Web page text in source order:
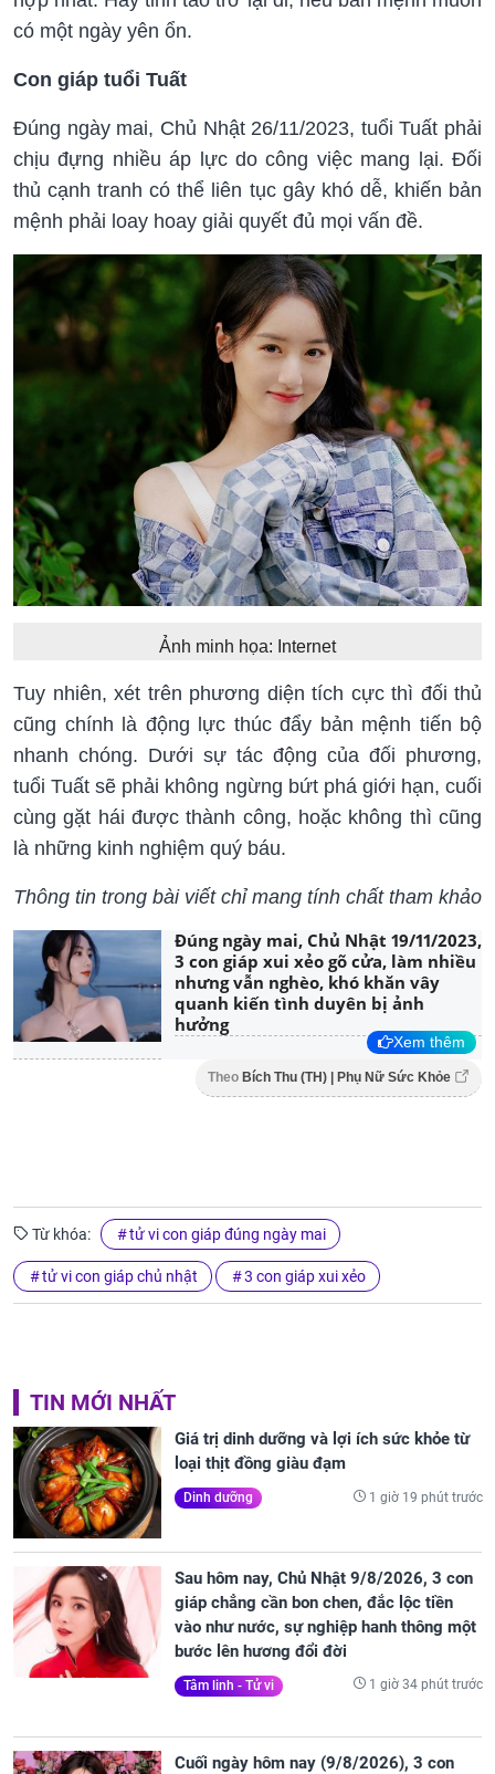
có một ngày yên ổn.
Con giáp tuổi Tuất
Đúng ngày mai, Chủ Nhật 26/11/2023, tuổi Tuất phải
chịu đựng nhiều áp lực do công việc mang lại. Đối
thủ cạnh tranh có thể liên tục gây khó dễ, khiến bản
mệnh phải loay hoay giải quyết đủ mọi vấn đề.
Ảnh minh họa: Internet
Tuy nhiên, xét trên phương diện tích cực thì đối thủ
cũng chính là động lực thúc đẩy bản mệnh tiến bộ
nhanh chóng. Dưới sự tác động của đối phương,
tuổi Tuất sẽ phải không ngừng bứt phá giới hạn, cuối
cùng gặt hái được thành công, hoặc không thì cũng
là những kinh nghiệm quý báu.
Thông tin trong bài viết chỉ mang tính chất tham khảo
Đúng ngày mai, Chủ Nhật 19/11/2023,
3 con giáp xui xẻo gõ cửa, làm nhiều
nhưng vẫn nghèo, khó khăn vây
quanh kiến tình duyên bị ảnh
hưởng
Xem thêm
Theo Bích Thu (TH) | Phụ Nữ Sức Khỏe
Từ khóa: tử vi con giáp đúng ngày mai
tử vi con giáp chủ nhật 3 con giáp xui xẻo
TIN MỚI NHẤT
Giá trị dinh dưỡng và lợi ích sức khỏe từ
loại thịt đồng giàu đạm
Dinh dưỡng 1 giờ 19 phút trước
Sau hôm nay, Chủ Nhật 9/8/2026, 3 con
giáp chẳng cần bon chen, đắc lộc tiền
vào như nước, sự nghiệp hanh thông một
bước lên hương đổi đời
Tâm linh - Tử vi 1 giờ 34 phút trước
Cuối ngày hôm nay (9/8/2026), 3 con